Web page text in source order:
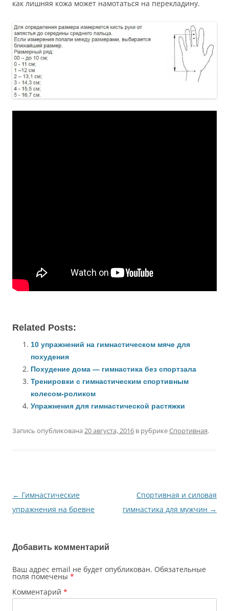
как лишняя кожа может намотаться на перекладину.
Related Posts:
10 упражнений на гимнастическом мяче для
похудения
Похудение дома — гимнастика без спортзала
Тренировки с гимнастическим спортивным
колесом-роликом
Упражнения для гимнастической растяжки
Запись опубликована 20 августа, 2016 в рубрикеСпортивная.
Навигация
по
← Гимнастические
упражнения на бревне
Спортивная и силовая
гимнастика для мужчин →
Добавить комментарий
Ваш адрес email не будет опубликован. Обязательные
поля помечены *
Комментарий *